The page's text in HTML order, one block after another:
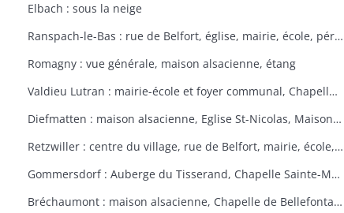
Elbach : sous la neige
Ranspach-le-Bas : rue de Belfort, église, mairie, école, périscolaire, platanes plantés sous Napoléon
Romagny : vue générale, maison alsacienne, étang
Valdieu Lutran : mairie-école et foyer communal, Chapelle Notre Dame de la Pitié, calvaire, échelle d'écluses sens Valdieu-Retzwiller
Diefmatten : maison alsacienne, Eglise St-Nicolas, Maison natale Barthélémy Gross
Retzwiller : centre du village, rue de Belfort, mairie, école, décors floraux
Gommersdorf : Auberge du Tisserand, Chapelle Sainte-Marguerite, Calvaire rue des Tilleuls
Bréchaumont : maison alsacienne, Chapelle de Bellefontaine, rue de l'église, M.A.R.P.A. (Maison d'accueil rurale pour personne âgées)